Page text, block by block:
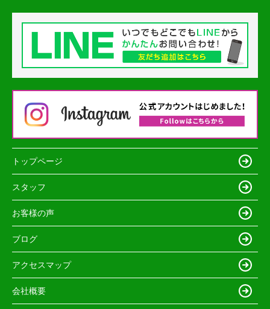
トップページ
スタッフ
お客様の声
ブログ
アクセスマップ
会社概要